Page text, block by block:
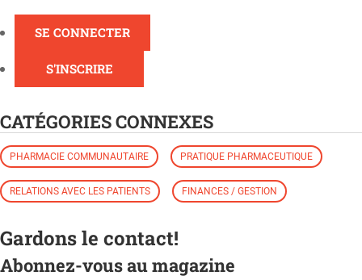
SE CONNECTER
S'INSCRIRE
CATÉGORIES CONNEXES
PHARMACIE COMMUNAUTAIRE PRATIQUE PHARMACEUTIQUE
RELATIONS AVEC LES PATIENTS FINANCES / GESTION
Gardons le contact!
Abonnez-vous au magazine